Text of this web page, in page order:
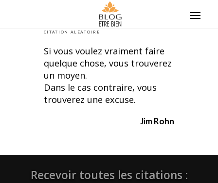
CITATION ALÉATOIRE
Si vous voulez vraiment faire
quelque chose, vous trouverez
un moyen.
Dans le cas contraire, vous
trouverez une excuse.
Jim Rohn
Recevoir toutes les citations :